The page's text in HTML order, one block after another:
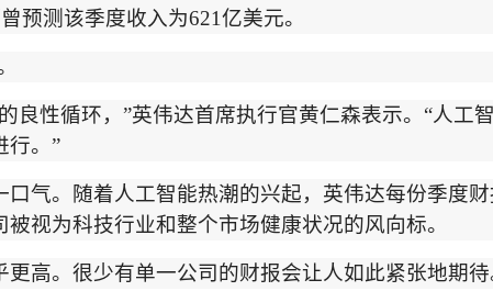
预测该季度收入为621亿美元。
良性循环， ”英伟达首席执行官黄仁森表示。 “人工
。 ”
口气。随着人工智能热潮的兴起，英伟达每份季度
被视为科技行业和整个市场健康状况的风向标。
高。很少有单一公司的财报会让人如此紧张地期待